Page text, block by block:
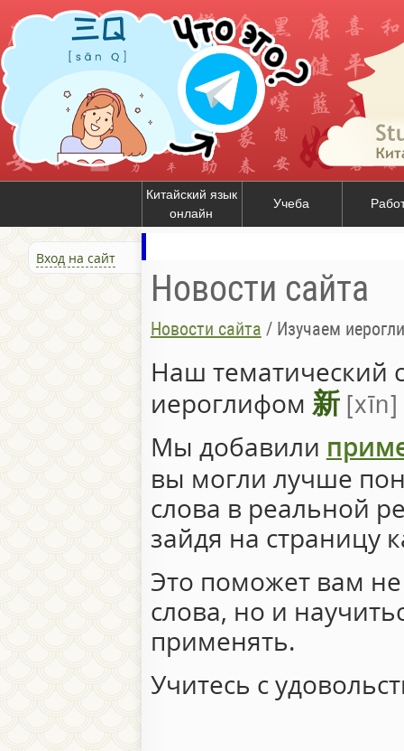
Китайский язык
онлайн
Учеба
Вход на сайт
Новости сайта
Новости сайта / Изучаем
Наш тематический
иероглифом 新 xīn
Мы добавили
вы могли лучше
слова в реальной
зайдя на страницу
Это поможет вам
слова, но и
применять.
Учитесь с